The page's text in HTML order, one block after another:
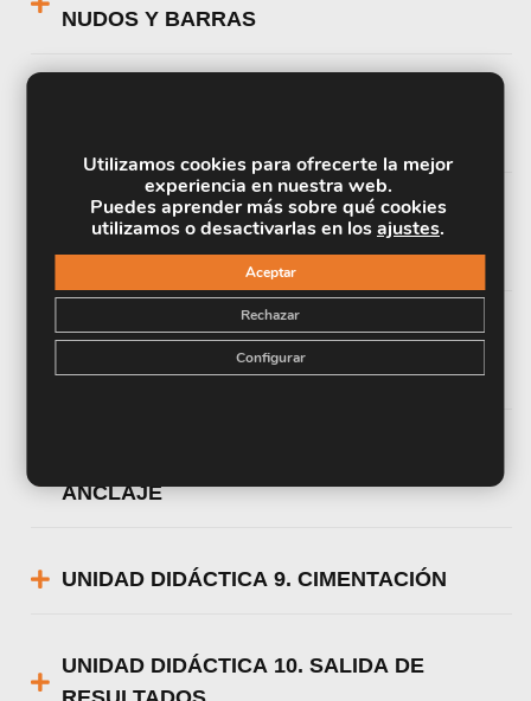
NUDOS Y BARRAS
UNIDAD DIDÁCTICA 6. PANDEO Y
PANDEO LATERAL
UNIDAD DIDÁCTICA 7. CÁLCULO Y
DIMENSIONADO DE LA ESTRUCTURA
ANCLAJE
UNIDAD DIDÁCTICA 9. CIMENTACIÓN
UNIDAD DIDÁCTICA 10. SALIDA DE
Utilizamos cookies para ofrecerte la mejor
experiencia en nuestra web.
Puedes aprender más sobre qué cookies
utilizamos o desactivarlas en losajustes.
Aceptar
Rechazar
Configurar